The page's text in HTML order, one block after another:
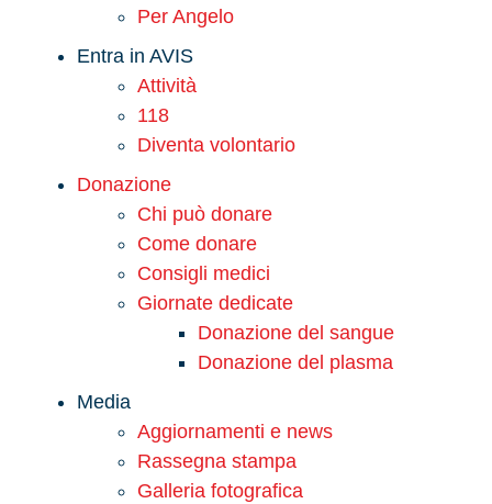
Per Angelo
Entra in AVIS
Attività
118
Diventa volontario
Donazione
Chi può donare
Come donare
Consigli medici
Giornate dedicate
Donazione del sangue
Donazione del plasma
Media
Aggiornamenti e news
Rassegna stampa
Galleria fotografica